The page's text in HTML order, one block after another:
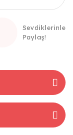
Sevdiklerinle
Paylaş!